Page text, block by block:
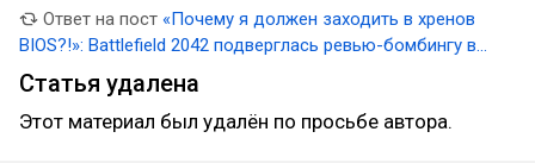
Ответ на пост «Почему я должен заходить в хренов
BIOS?!»: Battlefield 2042 подверглась ревью-бомбингу в
Steam из-за требования включить Secure Boot на ПК
Статья удалена
Этот материал был удалён по просьбе автора.